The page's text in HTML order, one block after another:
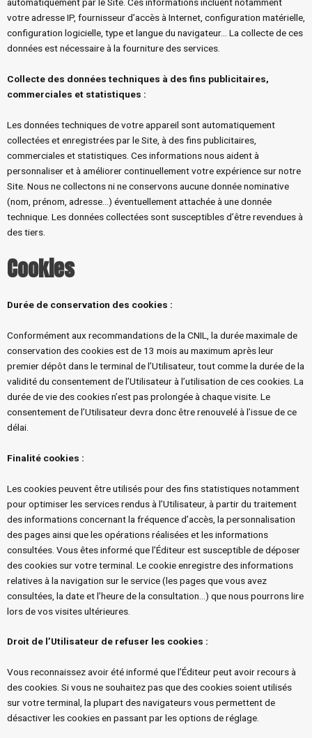
automatiquement par le Site. Ces informations incluent notamment
votre adresse IP, fournisseur d’accès à Internet, configuration matérielle,
configuration logicielle, type et langue du navigateur… La collecte de ces
données est nécessaire à la fourniture des services.
Collecte des données techniques à des fins publicitaires,
commerciales et statistiques :
Les données techniques de votre appareil sont automatiquement
collectées et enregistrées par le Site, à des fins publicitaires,
commerciales et statistiques. Ces informations nous aident à
personnaliser et à améliorer continuellement votre expérience sur notre
Site. Nous ne collectons ni ne conservons aucune donnée nominative
(nom, prénom, adresse…) éventuellement attachée à une donnée
technique. Les données collectées sont susceptibles d’être revendues à
des tiers.
Cookies
Durée de conservation des cookies :
Conformément aux recommandations de la CNIL, la durée maximale de
conservation des cookies est de 13 mois au maximum après leur
premier dépôt dans le terminal de l’Utilisateur, tout comme la durée de la
validité du consentement de l’Utilisateur à l’utilisation de ces cookies. La
durée de vie des cookies n’est pas prolongée à chaque visite. Le
consentement de l’Utilisateur devra donc être renouvelé à l’issue de ce
délai.
Finalité cookies :
Les cookies peuvent être utilisés pour des fins statistiques notamment
pour optimiser les services rendus à l’Utilisateur, à partir du traitement
des informations concernant la fréquence d’accès, la personnalisation
des pages ainsi que les opérations réalisées et les informations
consultées. Vous êtes informé que l’Éditeur est susceptible de déposer
des cookies sur votre terminal. Le cookie enregistre des informations
relatives à la navigation sur le service (les pages que vous avez
consultées, la date et l’heure de la consultation…) que nous pourrons lire
lors de vos visites ultérieures.
Droit de l’Utilisateur de refuser les cookies :
Vous reconnaissez avoir été informé que l’Éditeur peut avoir recours à
des cookies. Si vous ne souhaitez pas que des cookies soient utilisés
sur votre terminal, la plupart des navigateurs vous permettent de
désactiver les cookies en passant par les options de réglage.